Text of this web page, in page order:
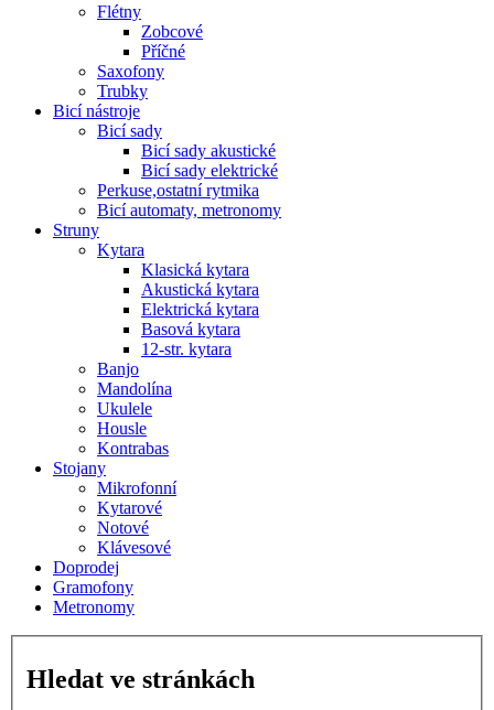
Flétny
Zobcové
Příčné
Saxofony
Trubky
Bicí nástroje
Bicí sady
Bicí sady akustické
Bicí sady elektrické
Perkuse,ostatní rytmika
Bicí automaty, metronomy
Struny
Kytara
Klasická kytara
Akustická kytara
Elektrická kytara
Basová kytara
12-str. kytara
Banjo
Mandolína
Ukulele
Housle
Kontrabas
Stojany
Mikrofonní
Kytarové
Notové
Klávesové
Doprodej
Gramofony
Metronomy
Hledat ve stránkách